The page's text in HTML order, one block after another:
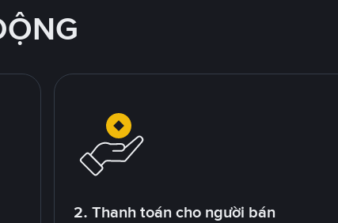
2. Thanh toán cho người bán